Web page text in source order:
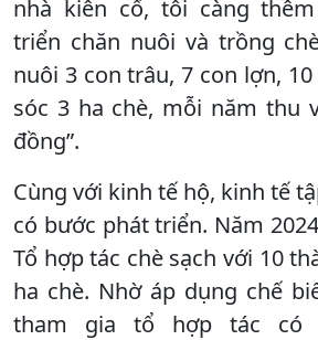
nhà kiên cố, tôi càng
triển chăn nuôi và trồng
nuôi 3 con trâu, 7 con lợn,
sóc 3 ha chè, mỗi năm thu
đồng”.
Cùng với kinh tế hộ, kinh tế
có bước phát triển. Năm
Tổ hợp tác chè sạch với 10
ha chè. Nhờ áp dụng chế
tham gia tổ hợp tác có